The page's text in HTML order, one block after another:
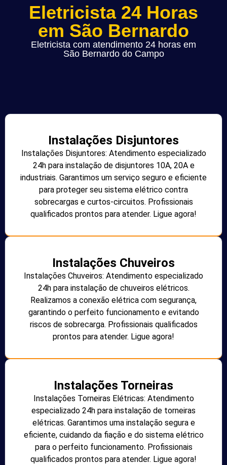
Eletricista 24 Horas
em São Bernardo
Eletricista com atendimento 24 horas em
São Bernardo do Campo
Instalações Disjuntores
Instalações Disjuntores: Atendimento especializado
24h para instalação de disjuntores 10A, 20A e
industriais. Garantimos um serviço seguro e eficiente
para proteger seu sistema elétrico contra
sobrecargas e curtos-circuitos. Profissionais
qualificados prontos para atender. Ligue agora!
Instalações Chuveiros
Instalações Chuveiros: Atendimento especializado
24h para instalação de chuveiros elétricos.
Realizamos a conexão elétrica com segurança,
garantindo o perfeito funcionamento e evitando
riscos de sobrecarga. Profissionais qualificados
prontos para atender. Ligue agora!
Instalações Torneiras
Instalações Torneiras Elétricas: Atendimento
especializado 24h para instalação de torneiras
elétricas. Garantimos uma instalação segura e
eficiente, cuidando da fiação e do sistema elétrico
para o perfeito funcionamento. Profissionais
qualificados prontos para atender. Ligue agora!